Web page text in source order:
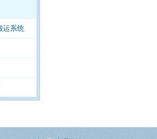
运系统